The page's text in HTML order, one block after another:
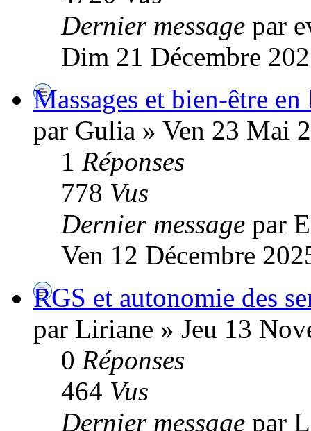
Dernier message par
Dim 21 Décembre
Massages et bien-être
par Gulia » Ven 23 Mai
1 Réponses
778 Vus
Dernier message par
Ven 12 Décembre
RGS et autonomie des
par Liriane » Jeu 13
0 Réponses
464 Vus
Dernier message par